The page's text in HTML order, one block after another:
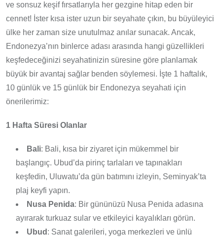
ve sonsuz keşif fırsatlarıyla her gezgine hitap eden bir
cennet! İster kısa ister uzun bir seyahate çıkın, bu büyüleyici
ülke her zaman size unutulmaz anılar sunacak. Ancak,
Endonezya’nın binlerce adası arasında hangi güzellikleri
keşfedeceğinizi seyahatinizin süresine göre planlamak
büyük bir avantaj sağlar benden söylemesi. İşte 1 haftalık,
10 günlük ve 15 günlük bir Endonezya seyahati için
önerilerimiz:
1 Hafta Süresi Olanlar
Bali: Bali, kısa bir ziyaret için mükemmel bir
başlangıç. Ubud’da pirinç tarlaları ve tapınakları
keşfedin, Uluwatu’da gün batımını izleyin, Seminyak’ta
plaj keyfi yapın.
Nusa Penida: Bir gününüzü Nusa Penida adasına
ayırarak turkuaz sular ve etkileyici kayalıkları görün.
Ubud : Sanat galerileri, yoga merkezleri ve ünlü